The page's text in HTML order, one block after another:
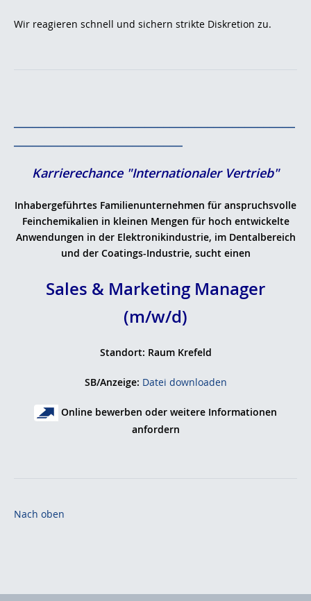
Wir reagieren schnell und sichern strikte Diskretion zu.
Karrierechance "Internationaler Vertrieb"
Inhabergeführtes Familienunternehmen für anspruchsvolle
Feinchemikalien in kleinen Mengen für hoch entwickelte
Anwendungen in der Elektronikindustrie, im Dentalbereich
und der Coatings-Industrie, sucht einen
Sales & Marketing Manager
(m/w/d)
Standort: Raum Krefeld
SB/Anzeige: Datei downloaden
Online bewerben oder weitere Informationen
anfordern
Nach oben